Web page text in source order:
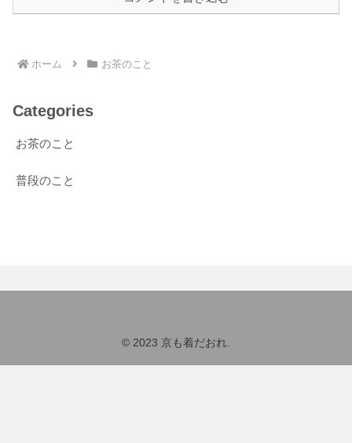
ホーム お茶のこと
Categories
お茶のこと
普段のこと
© 2023 京も着だおれ.